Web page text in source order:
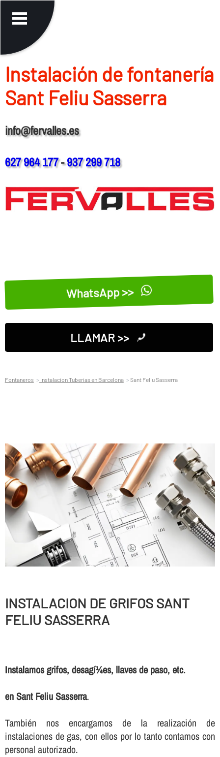
Instalación de fontanerí­a
Sant Feliu Sasserra
info@fervalles.es
627 964 177-937 299 718
WhatsApp >>
LLAMAR >>
Fontaneros Instalacion Tuberias en Barcelona Sant Feliu Sasserra
INSTALACION DE GRIFOS SANT
FELIU SASSERRA
Instalamos grifos, desagí¼es, llaves de paso, etc.
en Sant Feliu Sasserra.
También nos encargamos de la realización de
instalaciones de gas, con ellos por lo tanto contamos con
personal autorizado.